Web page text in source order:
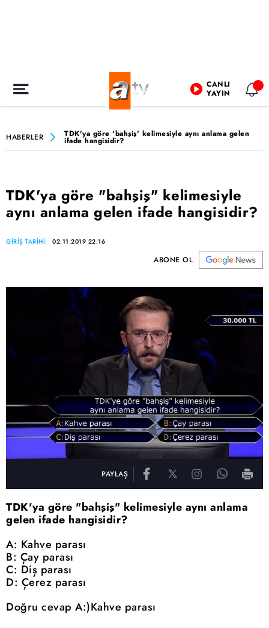
CANLI
YAYIN
HABERLER TDK'ya göre 'bahşiş' kelimesiyle aynı anlama gelen
ifade hangisidir?
TDK'ya göre "bahşiş" kelimesiyle
aynı anlama gelen ifade hangisidir?
GİRİŞ TARİHİ: 02.11.2019 22:16
ABONE OL
PAYLAŞ
TDK'ya göre "bahşiş" kelimesiyle aynı anlama
gelen ifade hangisidir?
A: Kahve parası
B: Çay parası
C: Diş parası
D: Çerez parası
Doğru cevap A:)Kahve parası